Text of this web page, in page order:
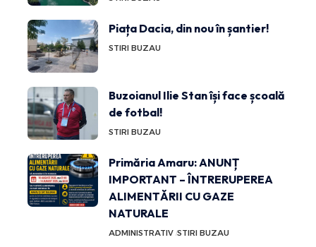
Piața Dacia, din nou în șantier!
STIRI BUZAU
Buzoianul Ilie Stan își face școală
de fotbal!
STIRI BUZAU
Primăria Amaru: ANUNȚ
IMPORTANT – ÎNTRERUPEREA
ALIMENTĂRII CU GAZE
NATURALE
ADMINISTRATIV STIRI BUZAU